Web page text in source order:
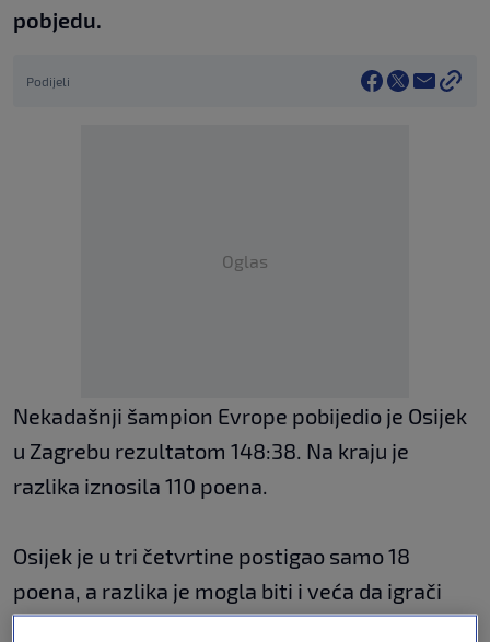
pobjedu.
Podijeli
Oglas
Nekadašnji šampion Evrope pobijedio je Osijek
u Zagrebu rezultatom 148:38. Na kraju je
razlika iznosila 110 poena.
Osijek je u tri četvrtine postigao samo 18
poena, a razlika je mogla biti i veća da igrači
Cibone nisu malo popustili u odbrani i dozvolili